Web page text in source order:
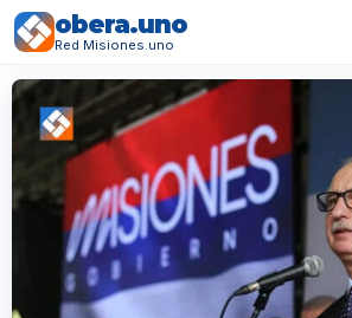
obera.uno
Red Misiones.uno